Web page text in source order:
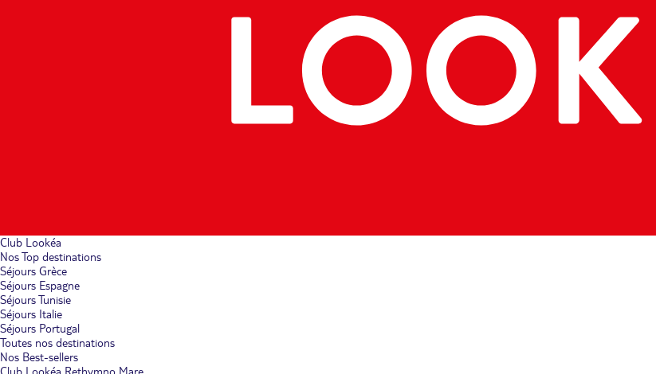
Club Lookéa
Nos Top destinations
Séjours Grèce
Séjours Espagne
Séjours Tunisie
Séjours Italie
Séjours Portugal
Toutes nos destinations
Nos Best-sellers